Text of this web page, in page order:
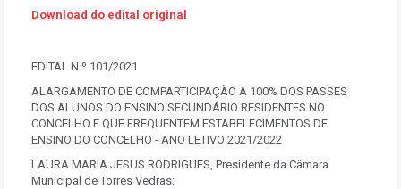
Download do edital original
EDITAL N.º 101/2021
ALARGAMENTO DE COMPARTICIPAÇÃO A 100% DOS PASSES
DOS ALUNOS DO ENSINO SECUNDÁRIO RESIDENTES NO
CONCELHO E QUE FREQUENTEM ESTABELECIMENTOS DE
ENSINO DO CONCELHO - ANO LETIVO 2021/2022
LAURA MARIA JESUS RODRIGUES, Presidente da Câmara
Municipal de Torres Vedras: